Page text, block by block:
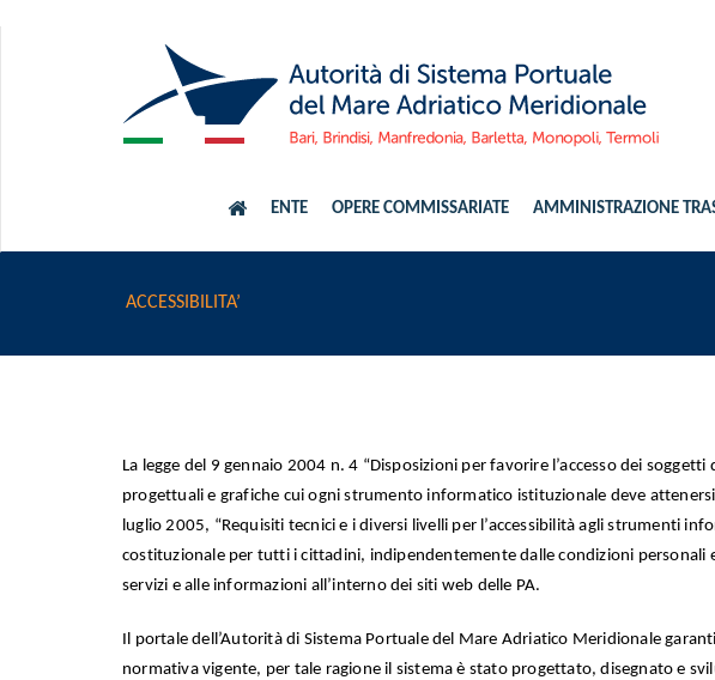
ENTE OPERE COMMISSARIATE AMMINISTRAZIONE
ACCESSIBILITA’
La legge del 9 gennaio 2004 n. 4 “Disposizioni per favorire l’accesso dei
progettuali e grafiche cui ogni strumento informatico istituzionale deve
luglio 2005, “Requisiti tecnici e i diversi livelli per l’accessibilità agli strumenti
costituzionale per tutti i cittadini, indipendentemente dalle condizioni personali
servizi e alle informazioni all’interno dei siti web delle PA.
Il portale dell’Autorità di Sistema Portuale del Mare Adriatico Meridionale
normativa vigente, per tale ragione il sistema è stato progettato, disegnato e